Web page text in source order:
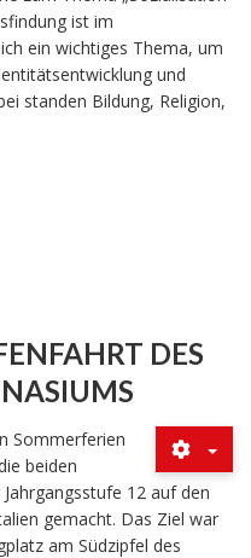
ist im
ein wichtiges Thema, um
und
standen Bildung, Religion,
DES
Sommerferien
beiden
Jahrgangsstufe 12 auf den
gemacht. Das Ziel war
am Südzipfel des